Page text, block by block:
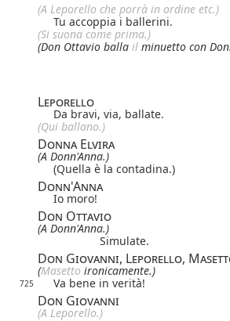
(A Leporello che porrà in ordine etc.)
Tu accoppia i ballerini.
(Si suona come prima.)
(Don Ottavio balla il minuetto con
Leporello
Da bravi, via, ballate.
(Qui ballano.)
Donna Elvira
(A Donn'Anna.)
(Quella è la contadina.)
Donn'Anna
Io moro!
Don Ottavio
(A Donn'Anna.)
Simulate.
Don Giovanni, Leporello,
(Masetto ironicamente.)
725 Va bene in verità!
Don Giovanni
(A Leporello.)